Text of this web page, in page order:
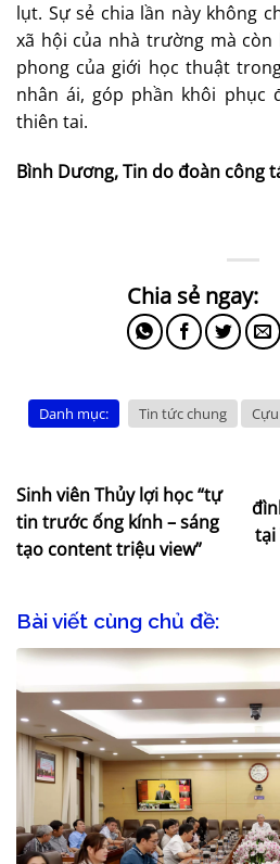
lụt. Sự sẻ chia lần này không
xã hội của nhà trường mà
phong của giới học thuật
nhân ái, góp phần khôi phục
thiên tai.
Bình Dương, Tin do đoàn công
Danh mục: Tin tức chung
Sinh viên Thủy lợi học “tự
tin trước ống kính – sáng
tạo content triệu view”
tại
Bài viết cùng chủ đề: